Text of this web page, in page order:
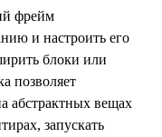
фрейм
и настроить его
блоки или
позволяет
абстрактных вещах
запускать